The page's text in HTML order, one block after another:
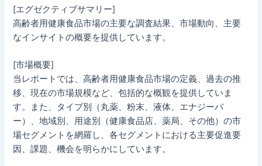
[エグゼクティブサマリー]
高齢者用健康食品市場の主要な調査結果、市場動向、主要
なインサイトの概要を提供しています。
[市場概要]
当レポートでは、高齢者用健康食品市場の定義、過去の推
移、現在の市場規模など、包括的な概観を提供していま
す。また、タイプ別（丸薬、粉末、液体、エナジーバ
ー）、地域別、用途別（健康食品店、薬局、その他）の市
場セグメントを網羅し、各セグメントにおける主要促進要
因、課題、機会を明らかにしています。